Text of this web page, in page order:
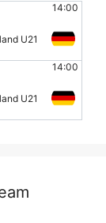
14:00
U21
14:00
U21